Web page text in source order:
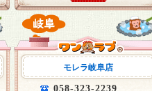
モレラ岐阜店
058-323-2239